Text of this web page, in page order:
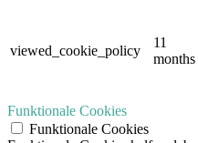
viewed_cookie_policy
11
months
Funktionale Cookies
Funktionale Cookies